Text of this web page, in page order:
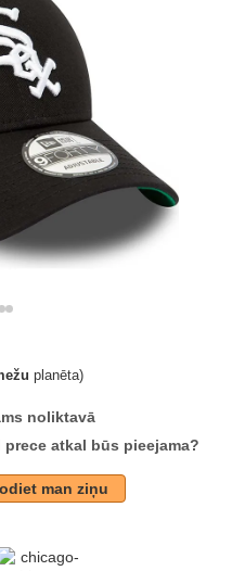
planēta)
noliktavā
atkal būs pieejama?
man ziņu